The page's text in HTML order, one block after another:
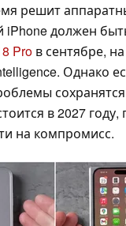
решит
iPhone должен
Pro в сентябре,
Однако
в 2027
на компромисс.